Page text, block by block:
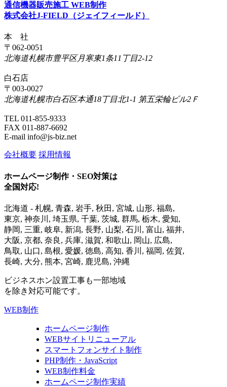
通信機器販売施工 WEB制作
株式会社J-FIELD（ジェイフィールド）
本 社
〒062-0051
北海道札幌市豊平区月寒東1条11丁目2-12
白石店
〒003-0027
北海道札幌市白石区本通18丁目北1-1 第五栄輪ビル2Ｆ
TEL 011-855-9333
FAX 011-887-6692
E-mail info@js-biz.net
会社概要 採用情報
ホームページ制作・SEO対策は
全国対応!
北海道 - 札幌, 青森, 岩手, 秋田, 宮城, 山形, 福島,
東京, 神奈川, 埼玉県, 千葉, 茨城, 群馬, 栃木, 愛知,
静岡, 三重, 岐阜, 新潟, 長野, 山梨, 石川, 富山, 福井,
大阪, 京都, 奈良, 兵庫, 滋賀, 和歌山, 岡山, 広島,
鳥取, 山口, 島根, 愛媛, 徳島, 高知, 香川, 福岡, 佐賀,
長崎, 大分, 熊本, 宮崎, 鹿児島, 沖縄
ビジネスホン設置工事も一部地域
を除き対応可能です。
WEB制作
ホームページ制作
WEBサイトリニューアル
スマートフォンサイト制作
PHP制作・JavaScript
WEB制作料金
ホームページ制作実績